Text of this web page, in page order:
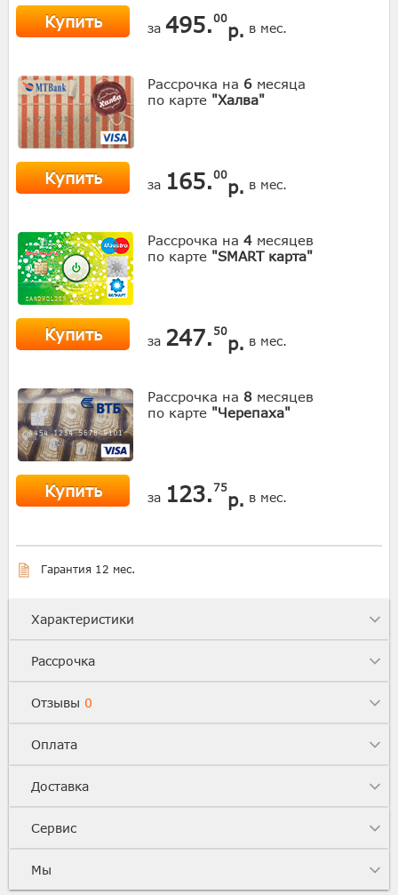
Купить за 495.00
р. в мес.
Рассрочка на 6 месяца
по карте "Халва"
Купить за 165.00
р. в мес.
Рассрочка на 4 месяцев
по карте "SMART карта"
Купить за 247. 50
р. в мес.
Рассрочка на 8 месяцев
по карте "Черепаха"
Купить за 123. 75
р. в мес.
Гарантия 12 мес.
Характеристики
Рассрочка
Отзывы 0
Оплата
Доставка
Сервис
Мы